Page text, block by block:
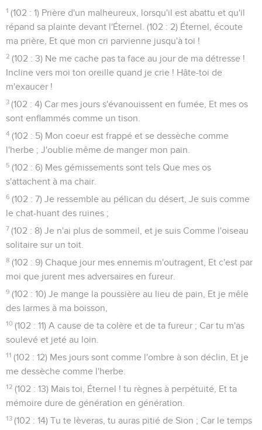
1 (102 : 1) Prière d'un malheureux, lorsqu'il est abattu et qu'il
répand sa plainte devant l'Éternel. (102 : 2) Éternel, écoute
ma prière, Et que mon cri parvienne jusqu'à toi !
2 (102 : 3) Ne me cache pas ta face au jour de ma détresse !
Incline vers moi ton oreille quand je crie ! Hâte-toi de
m'exaucer !
3 (102 : 4) Car mes jours s'évanouissent en fumée, Et mes os
sont enflammés comme un tison.
4 (102 : 5) Mon coeur est frappé et se dessèche comme
l'herbe ; J'oublie même de manger mon pain.
5 (102 : 6) Mes gémissements sont tels Que mes os
s'attachent à ma chair.
6 (102 : 7) Je ressemble au pélican du désert, Je suis comme
le chat-huant des ruines ;
7 (102 : 8) Je n'ai plus de sommeil, et je suis Comme l'oiseau
solitaire sur un toit.
8 (102 : 9) Chaque jour mes ennemis m'outragent, Et c'est par
moi que jurent mes adversaires en fureur.
9 (102 : 10) Je mange la poussière au lieu de pain, Et je mêle
des larmes à ma boisson,
10 (102 : 11) A cause de ta colère et de ta fureur ; Car tu m'as
soulevé et jeté au loin.
11 (102 : 12) Mes jours sont comme l'ombre à son déclin, Et je
me dessèche comme l'herbe.
12 (102 : 13) Mais toi, Éternel ! tu règnes à perpétuité, Et ta
mémoire dure de génération en génération.
13 (102 : 14) Tu te lèveras, tu auras pitié de Sion ; Car le temps